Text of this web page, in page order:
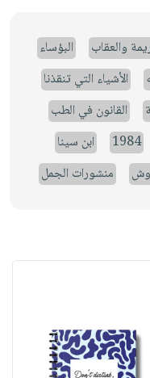
والعقاب
البؤساء
الأشياء التي تنقذنا
القانون في الطب
1984
ابن سينا
منشورات الجمل